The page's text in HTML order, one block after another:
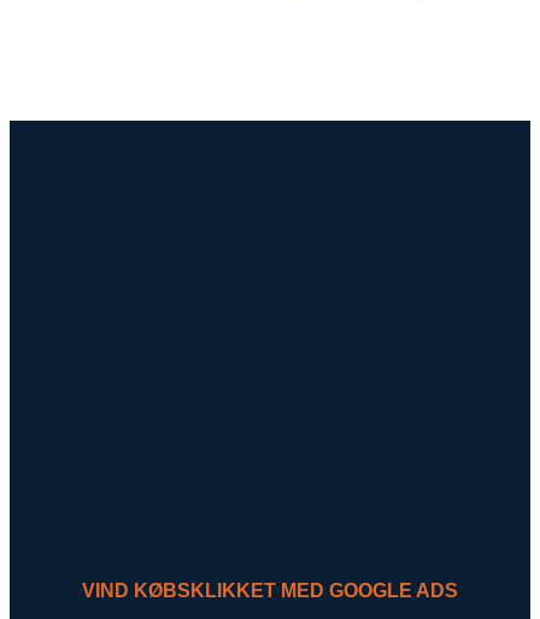
VIND KØBSKLIKKET MED GOOGLE ADS